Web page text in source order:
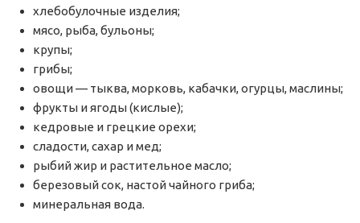
хлебобулочные изделия;
мясо, рыба, бульоны;
крупы;
грибы;
овощи — тыква, морковь, кабачки, огурцы, маслины;
фрукты и ягоды (кислые);
кедровые и грецкие орехи;
сладости, сахар и мед;
рыбий жир и растительное масло;
березовый сок, настой чайного гриба;
минеральная вода.